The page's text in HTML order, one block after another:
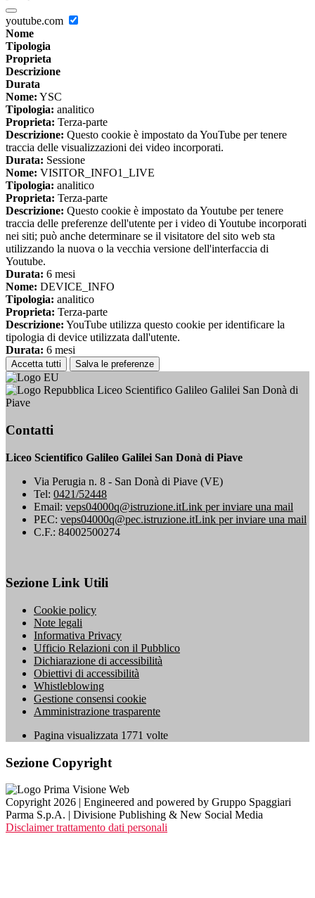
youtube.com
Nome
Tipologia
Proprieta
Descrizione
Durata
Nome: YSC
Tipologia: analitico
Proprieta: Terza-parte
Descrizione: Questo cookie è impostato da YouTube per tenere
traccia delle visualizzazioni dei video incorporati.
Durata: Sessione
Nome: VISITOR_INFO1_LIVE
Tipologia: analitico
Proprieta: Terza-parte
Descrizione: Questo cookie è impostato da Youtube per tenere
traccia delle preferenze dell'utente per i video di Youtube incorporati
nei siti; può anche determinare se il visitatore del sito web sta
utilizzando la nuova o la vecchia versione dell'interfaccia di
Youtube.
Durata: 6 mesi
Nome: DEVICE_INFO
Tipologia: analitico
Proprieta: Terza-parte
Descrizione: YouTube utilizza questo cookie per identificare la
tipologia di device utilizzata dall'utente.
Durata: 6 mesi
Accetta tutti Salva le preferenze
Liceo Scientifico Galileo Galilei San Donà di
Piave
Contatti
Liceo Scientifico Galileo Galilei San Donà di Piave
Via Perugia n. 8 - San Donà di Piave (VE)
Tel: 0421/52448
Email: veps04000q@istruzione.itLink per inviare una mail
PEC: veps04000q@pec.istruzione.itLink per inviare una mail
C.F.: 84002500274
Sezione Link Utili
Cookie policy
Note legali
Informativa Privacy
Ufficio Relazioni con il Pubblico
Dichiarazione di accessibilità
Obiettivi di accessibilità
Whistleblowing
Gestione consensi cookie
Amministrazione trasparente
Pagina visualizzata 1771 volte
Sezione Copyright
Copyright 2026 | Engineered and powered by Gruppo Spaggiari
Parma S.p.A. | Divisione Publishing & New Social Media
Disclaimer trattamento dati personali